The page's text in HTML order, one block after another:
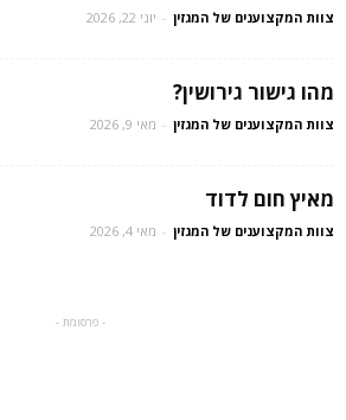
צוות המקצוענים של המגזין - יוני 22, 2026
מהו גישור גירושין?
צוות המקצוענים של המגזין - מאי 9, 2026
מאיץ חום לדוד
צוות המקצוענים של המגזין - מאי 4, 2026
- פרסומת -